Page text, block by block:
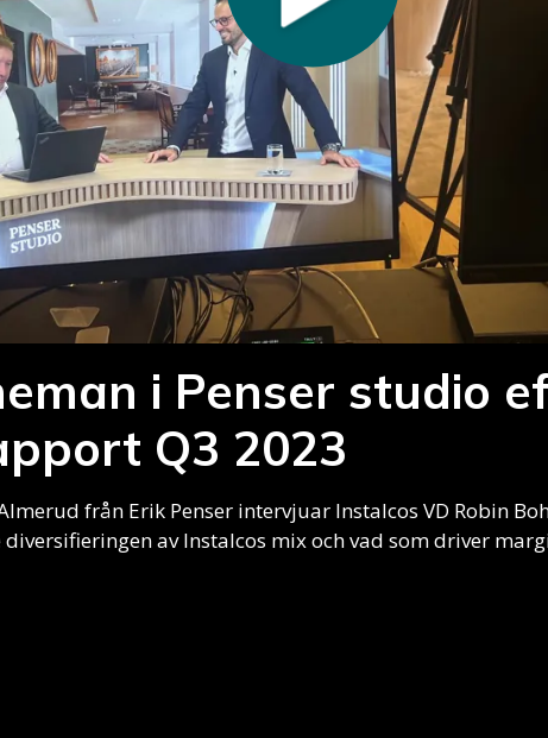
i Penser studio
Q3 2023
från Erik Penser intervjuar Instalcos VD Robin
av Instalcos mix och vad som driver